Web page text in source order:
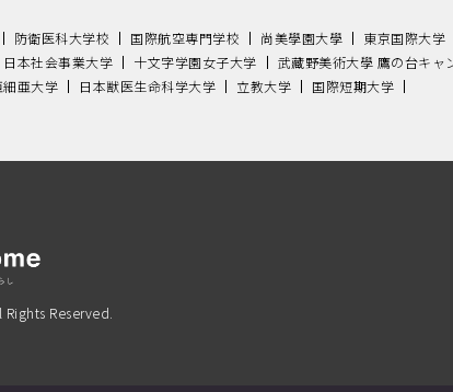
防衛医科大学校 国際航空専門学校 尚美學園大學
東京国際大学
日本社会事業大学 十文字学園女子大学
武藏野美術大學 鷹の台キャ
細亜大学 日本獣医生命科学大学 立教大学
国際短期大学
Rights Reserved.